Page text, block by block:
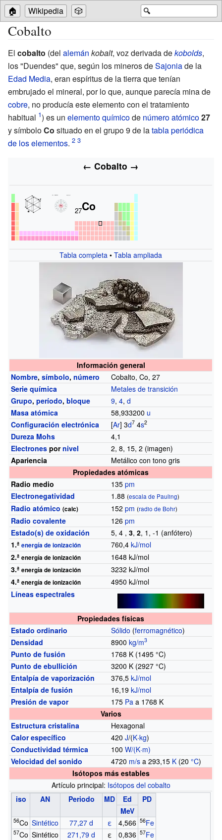
🔍
🏠 Wikipedia 🎲
Cobalto
El cobalto (del alemán kobalt, voz derivada dekobolds,
los "Duendes" que, según los mineros deSajoniade la
Edad Media, eran espíritus de la tierra que tenían
embrujado el mineral, por lo que, aunque parecía mina de
cobre, no producía este elemento con el tratamiento
habitual ) es unelemento químicode número atómico27
y símboloCo situado en el grupo 9 de latabla periódica
de los elementos.
← Cobalto →
27Co
Tabla completa •Tabla ampliada
Información general
Nombre,símbolo,número
Cobalto, Co, 27
Serie química
Metales de transición
Grupo,período,bloque 9,4,d
Masa atómica
58,933200 u
Configuración electrónica
[Ar] 3d7 4s2
Dureza Mohs
4,1
Electrones pornivel
2, 8, 15, 2 (imagen)
Apariencia
Metálico con tono gris
Propiedades atómicas
Radio medio
135 pm
Electronegatividad
1.88(escala de Pauling)
Radio atómico (calc) 152 pm (radio de Bohr)
Radio covalente 126 pm
Estado(s) de oxidación
5, 4 ,3,2, 1, -1 (anfótero)
1.ªenergía de ionización 760,4 kJ/mol
2.ªenergía de ionización 1648 kJ/mol
3.ªenergía de ionización 3232 kJ/mol
4.ªenergía de ionización 4950 kJ/mol
Líneas espectrales
Propiedades físicas
Estado ordinario
Sólido (ferromagnético)
Densidad
8900 kg/m3
Punto de fusión 1768 K (1495 °C)
Punto de ebullición
3200 K (2927 °C)
Entalpía de vaporización
376,5 kJ/mol
Entalpía de fusión
16,19 kJ/mol
Presión de vapor
175 Pa a 1768 K
Varios
Estructura cristalina
Hexagonal
Calor específico
420 J/(K·kg)
Conductividad térmica
100 W/(K·m)
Velocidad del sonido
4720 m/s a 293,15 K (20 °C)
Isótopos más estables
Artículo principal: Isótopos del cobalto
iso
AN Periodo MD Ed
PD
MeV
56Co Sintético 77,27 d ε 4,566 56Fe
57Co Sintético 271,79 d ε 0,836 57Fe